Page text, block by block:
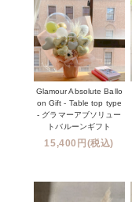
Glamour Absolute Ballo
on Gift - Table top type
- グラマーアブソリュー
トバルーンギフト
15,400円(税込)